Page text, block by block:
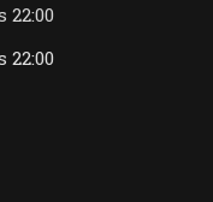
22:00
22:00